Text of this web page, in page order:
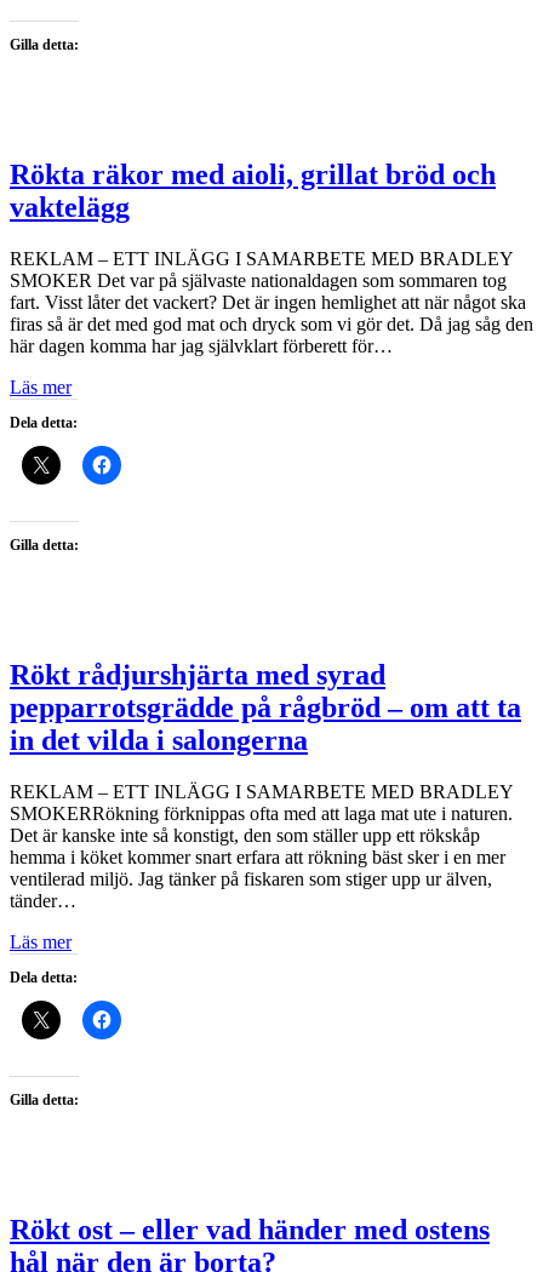
Gilla detta:
Rökta räkor med aioli, grillat bröd och
vaktelägg
REKLAM – ETT INLÄGG I SAMARBETE MED BRADLEY
SMOKER Det var på självaste nationaldagen som sommaren tog
fart. Visst låter det vackert? Det är ingen hemlighet att när något ska
firas så är det med god mat och dryck som vi gör det. Då jag såg den
här dagen komma har jag självklart förberett för…
Läs mer
Dela detta:
Gilla detta:
Rökt rådjurshjärta med syrad
pepparrotsgrädde på rågbröd – om att ta
in det vilda i salongerna
REKLAM – ETT INLÄGG I SAMARBETE MED BRADLEY
SMOKERRökning förknippas ofta med att laga mat ute i naturen.
Det är kanske inte så konstigt, den som ställer upp ett rökskåp
hemma i köket kommer snart erfara att rökning bäst sker i en mer
ventilerad miljö. Jag tänker på fiskaren som stiger upp ur älven,
tänder…
Läs mer
Dela detta:
Gilla detta:
Rökt ost – eller vad händer med ostens
hål när den är borta?